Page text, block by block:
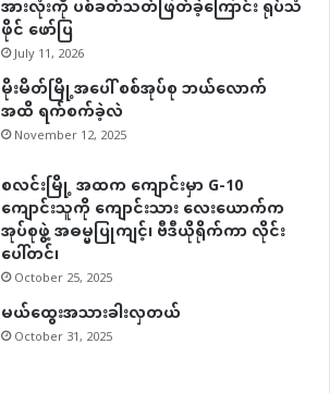
အားလုံးကို ပစ်ခတ်သတ်ဖြတ်ခဲ့ကြောင်း ရုပ်သံ
ဖိုင် ဖော်ပြ
July 11, 2026
မိုးမိတ်မြို့အပေါ် စစ်အုပ်စု ဘယ်လောက်
အထိ ရက်စက်ခဲ့လဲ
November 12, 2025
စလင်းမြို့ အထက ကျောင်းမှာ G-10
ကျောင်းသူကို ကျောင်းသား လေးယောက်က
အုပ်စုဖွဲ့ အဓမ္မပြုကျင့်၊ ဗီဒီယိုရိုက်ကာ လိုင်း
ပေါ်တင်၊
October 25, 2025
မယ်ထွေးအသားခါးလှတယ်
October 31, 2025